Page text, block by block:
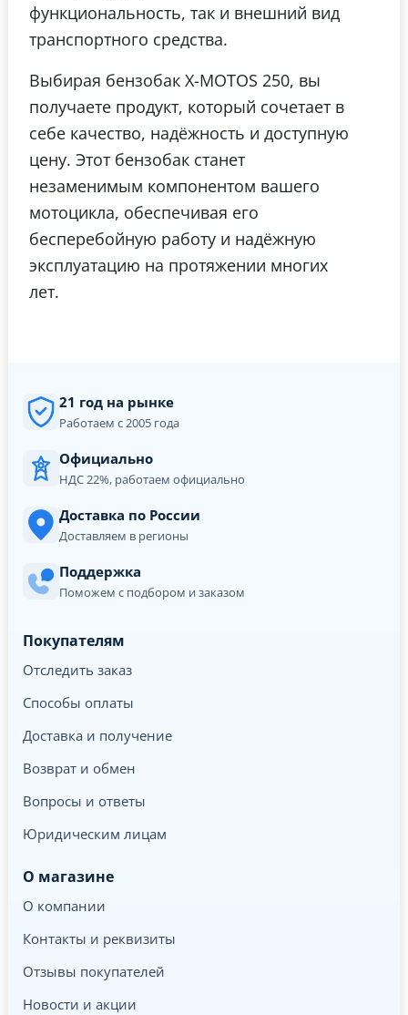
функциональность, так и внешний вид
транспортного средства.
Выбирая бензобак X-MOTOS 250, вы
получаете продукт, который сочетает в
себе качество, надёжность и доступную
цену. Этот бензобак станет
незаменимым компонентом вашего
мотоцикла, обеспечивая его
бесперебойную работу и надёжную
эксплуатацию на протяжении многих
лет.
21 год на рынке
Работаем с 2005 года
Официально
НДС 22%, работаем официально
Доставка по России
Доставляем в регионы
Поддержка
Поможем с подбором и заказом
Покупателям
Отследить заказ
Способы оплаты
Доставка и получение
Возврат и обмен
Вопросы и ответы
Юридическим лицам
О магазине
О компании
Контакты и реквизиты
Отзывы покупателей
Новости и акции